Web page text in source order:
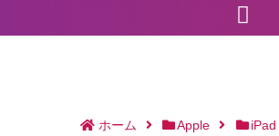
ホーム Apple iPad